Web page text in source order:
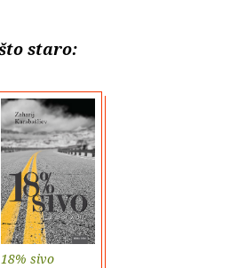
staro:
18% sivo